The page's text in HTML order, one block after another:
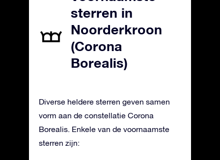
sterren in
Noorderkroon
(Corona
Borealis)
Diverse heldere sterren geven samen
vorm aan de constellatie Corona
Borealis. Enkele van de voornaamste
sterren zijn: